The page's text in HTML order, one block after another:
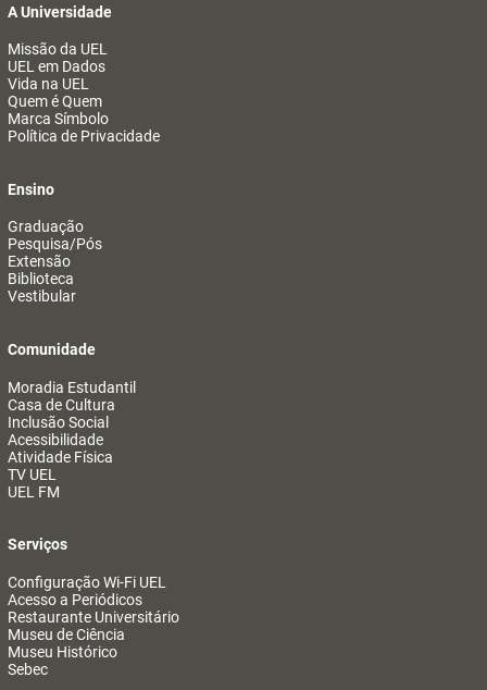
A Universidade
Missão da UEL
UEL em Dados
Vida na UEL
Quem é Quem
Marca Símbolo
Política de Privacidade
Ensino
Graduação
Pesquisa/Pós
Extensão
Biblioteca
Vestibular
Comunidade
Moradia Estudantil
Casa de Cultura
Inclusão Social
Acessibilidade
Atividade Física
TV UEL
UEL FM
Serviços
Configuração Wi-Fi UEL
Acesso a Periódicos
Restaurante Universitário
Museu de Ciência
Museu Histórico
Sebec